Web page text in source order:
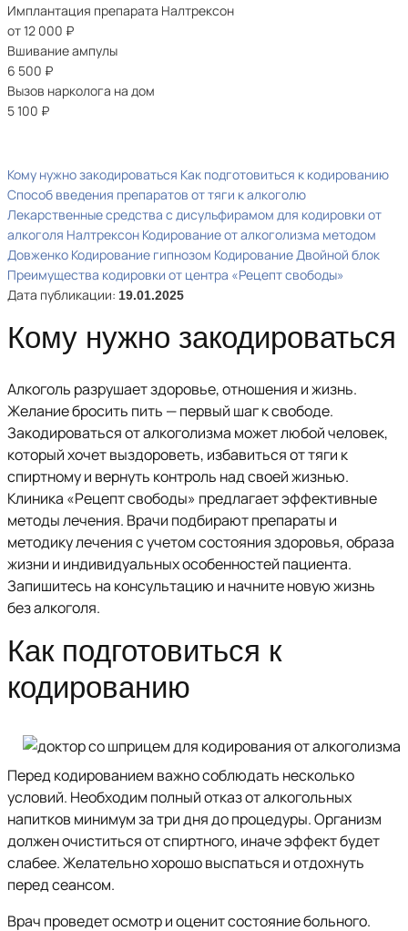
Имплантация препарата Налтрексон
от 12 000 ₽
Вшивание ампулы
6 500 ₽
Вызов нарколога на дом
5 100 ₽
Кому нужно закодироваться Как подготовиться к кодированию
Способ введения препаратов от тяги к алкоголю
Лекарственные средства с дисульфирамом для кодировки от
алкоголя Налтрексон Кодирование от алкоголизма методом
Довженко Кодирование гипнозом Кодирование Двойной блок
Преимущества кодировки от центра «Рецепт свободы»
Дата публикации: 19.01.2025
Кому нужно закодироваться
Алкоголь разрушает здоровье, отношения и жизнь.
Желание бросить пить — первый шаг к свободе.
Закодироваться от алкоголизма может любой человек,
который хочет выздороветь, избавиться от тяги к
спиртному и вернуть контроль над своей жизнью.
Клиника «Рецепт свободы» предлагает эффективные
методы лечения. Врачи подбирают препараты и
методику лечения с учетом состояния здоровья, образа
жизни и индивидуальных особенностей пациента.
Запишитесь на консультацию и начните новую жизнь
без алкоголя.
Как подготовиться к
кодированию
Перед кодированием важно соблюдать несколько
условий. Необходим полный отказ от алкогольных
напитков минимум за три дня до процедуры. Организм
должен очиститься от спиртного, иначе эффект будет
слабее. Желательно хорошо выспаться и отдохнуть
перед сеансом.
Врач проведет осмотр и оценит состояние больного.